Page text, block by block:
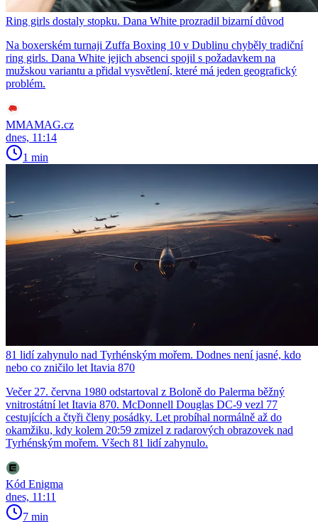
Ring girls dostaly stopku. Dana White prozradil bizarní důvod
Na boxerském turnaji Zuffa Boxing 10 v Dublinu chyběly tradiční
ring girls. Dana White jejich absenci spojil s požadavkem na
mužskou variantu a přidal vysvětlení, které má jeden geografický
problém.
MMAMAG.cz
dnes, 11:14
1 min
81 lidí zahynulo nad Tyrhénským mořem. Dodnes není jasné, kdo
nebo co zničilo let Itavia 870
Večer 27. června 1980 odstartoval z Boloně do Palerma běžný
vnitrostátní let Itavia 870. McDonnell Douglas DC-9 vezl 77
cestujících a čtyři členy posádky. Let probíhal normálně až do
okamžiku, kdy kolem 20:59 zmizel z radarových obrazovek nad
Tyrhénským mořem. Všech 81 lidí zahynulo.
Kód Enigma
dnes, 11:11
7 min